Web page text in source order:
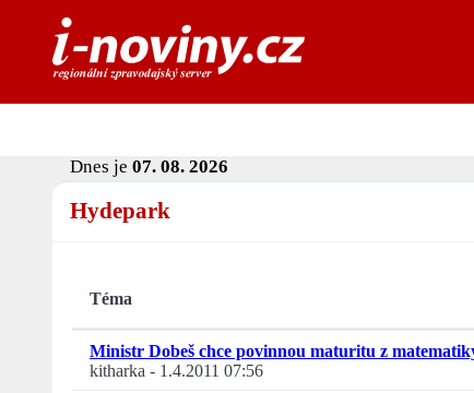
Dnes je 07. 08. 2026
Hydepark
Téma
Ministr Dobeš chce povinnou maturitu z
kitharka - 1.4.2011 07:56